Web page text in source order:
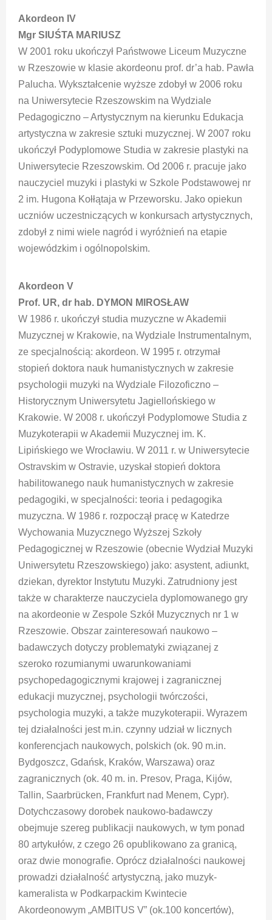
Akordeon IV
Mgr SIUŚTA MARIUSZ
W 2001 roku ukończył Państwowe Liceum Muzyczne
w Rzeszowie w klasie akordeonu prof. dr’a hab. Pawła
Palucha. Wykształcenie wyższe zdobył w 2006 roku
na Uniwersytecie Rzeszowskim na Wydziale
Pedagogiczno – Artystycznym na kierunku Edukacja
artystyczna w zakresie sztuki muzycznej. W 2007 roku
ukończył Podyplomowe Studia w zakresie plastyki na
Uniwersytecie Rzeszowskim. Od 2006 r. pracuje jako
nauczyciel muzyki i plastyki w Szkole Podstawowej nr
2 im. Hugona Kołłątaja w Przeworsku. Jako opiekun
uczniów uczestniczących w konkursach artystycznych,
zdobył z nimi wiele nagród i wyróżnień na etapie
wojewódzkim i ogólnopolskim.
Akordeon V
Prof. UR, dr hab. DYMON MIROSŁAW
W 1986 r. ukończył studia muzyczne w Akademii
Muzycznej w Krakowie, na Wydziale Instrumentalnym,
ze specjalnością: akordeon. W 1995 r. otrzymał
stopień doktora nauk humanistycznych w zakresie
psychologii muzyki na Wydziale Filozoficzno –
Historycznym Uniwersytetu Jagiellońskiego w
Krakowie. W 2008 r. ukończył Podyplomowe Studia z
Muzykoterapii w Akademii Muzycznej im. K.
Lipińskiego we Wrocławiu. W 2011 r. w Uniwersytecie
Ostravskim w Ostravie, uzyskał stopień doktora
habilitowanego nauk humanistycznych w zakresie
pedagogiki, w specjalności: teoria i pedagogika
muzyczna. W 1986 r. rozpoczął pracę w Katedrze
Wychowania Muzycznego Wyższej Szkoły
Pedagogicznej w Rzeszowie (obecnie Wydział Muzyki
Uniwersytetu Rzeszowskiego) jako: asystent, adiunkt,
dziekan, dyrektor Instytutu Muzyki. Zatrudniony jest
także w charakterze nauczyciela dyplomowanego gry
na akordeonie w Zespole Szkół Muzycznych nr 1 w
Rzeszowie. Obszar zainteresowań naukowo –
badawczych dotyczy problematyki związanej z
szeroko rozumianymi uwarunkowaniami
psychopedagogicznymi krajowej i zagranicznej
edukacji muzycznej, psychologii twórczości,
psychologia muzyki, a także muzykoterapii. Wyrazem
tej działalności jest m.in. czynny udział w licznych
konferencjach naukowych, polskich (ok. 90 m.in.
Bydgoszcz, Gdańsk, Kraków, Warszawa) oraz
zagranicznych (ok. 40 m. in. Presov, Praga, Kijów,
Tallin, Saarbrücken, Frankfurt nad Menem, Cypr).
Dotychczasowy dorobek naukowo-badawczy
obejmuje szereg publikacji naukowych, w tym ponad
80 artykułów, z czego 26 opublikowano za granicą,
oraz dwie monografie. Oprócz działalności naukowej
prowadzi działalność artystyczną, jako muzyk-
kameralista w Podkarpackim Kwintecie
Akordeonowym „AMBITUS V” (ok.100 koncertów),